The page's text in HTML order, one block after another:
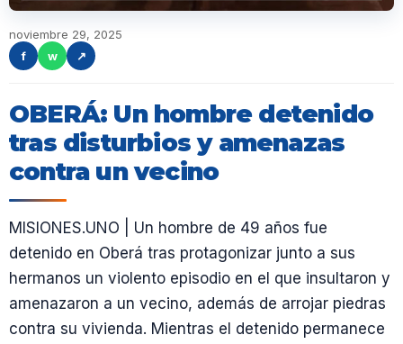
noviembre 29, 2025
f
w ↗
OBERÁ: Un hombre detenido
tras disturbios y amenazas
contra un vecino
MISIONES.UNO | Un hombre de 49 años fue
detenido en Oberá tras protagonizar junto a sus
hermanos un violento episodio en el que insultaron y
amenazaron a un vecino, además de arrojar piedras
contra su vivienda. Mientras el detenido permanece